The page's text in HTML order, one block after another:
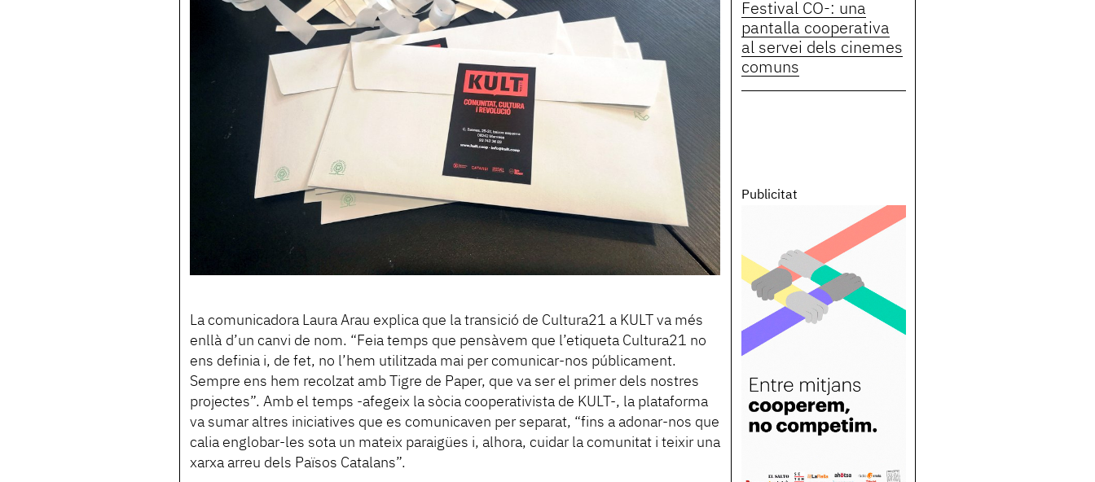
La comunicadora Laura Arau explica que la transició de Cultura21 a KULT va més
enllà d’un canvi de nom. “Feia temps que pensàvem que l’etiqueta Cultura21 no
ens definia i, de fet, no l’hem utilitzada mai per comunicar-nos públicament.
Sempre ens hem recolzat amb Tigre de Paper, que va ser el primer dels nostres
projectes”. Amb el temps -afegeix la sòcia cooperativista de KULT-, la plataforma
va sumar altres iniciatives que es comunicaven per separat, “fins a adonar-nos que
calia englobar-les sota un mateix paraigües i, alhora, cuidar la comunitat i teixir una
xarxa arreu dels Països Catalans”.
Festival CO-: una
pantalla cooperativa
al servei dels cinemes
comuns
Publicitat